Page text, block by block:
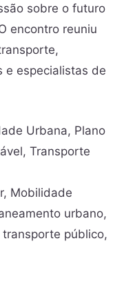
sobre o futuro
encontro reuniu
e especialistas de
Urbana, Plano
, Transporte
, Mobilidade
urbano,
transporte público,